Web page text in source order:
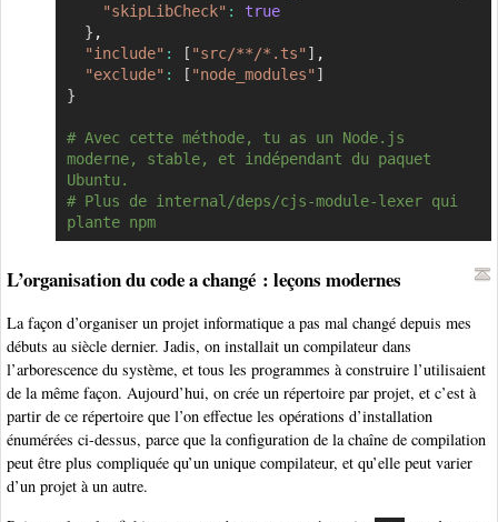
"skipLibCheck" :
true
} ,
"include" : [ "src/**/*.ts" ] ,
"exclude" : [ "node_modules" ]
}
# Avec cette méthode, tu as un Node.js
moderne, stable, et indépendant du paquet
Ubuntu.
# Plus de internal/deps/cjs-module-lexer qui
plante npm
L’organisation du code a changé : leçons modernes
La façon d’organiser un projet informatique a pas mal changé depuis mes
débuts au siècle dernier. Jadis, on installait un compilateur dans
l’arborescence du système, et tous les programmes à construire l’utilisaient
de la même façon. Aujourd’hui, on crée un répertoire par projet, et c’est à
partir de ce répertoire que l’on effectue les opérations d’installation
énumérées ci-dessus, parce que la configuration de la chaîne de compilation
peut être plus compliquée qu’un unique compilateur, et qu’elle peut varier
d’un projet à un autre.